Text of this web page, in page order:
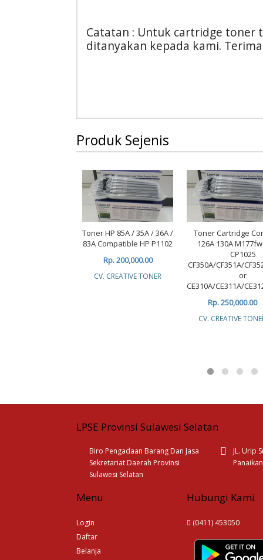
Catatan : Untuk cartridge toner
ditanyakan kepada kami.
Produk Sejenis
Toner HP 85A / 35A / 36A /
83A Compatible HP P1102
Rp. 200,000.00
CV. CREATIVE TONER
Toner Cartridge
126A 130A
CP1025
CF350A/CF351A/
or
CE310A/CE311A/
Rp. 250,000.00
CV. CREATIVE
LPSE Provinsi Sulawesi Selatan
Biro Pengadaan Barang Dan Jasa
Sekretariat Daerah Provinsi
Sulawesi Selatan
JL. Urip
Menu
Login
Daftar
Belanja
Hubungi Kami
(0411) 453050